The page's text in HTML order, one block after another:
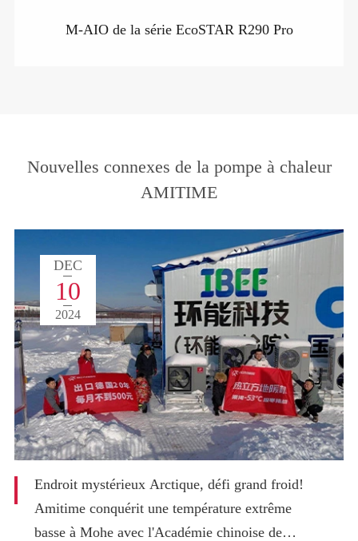
M-AIO de la série EcoSTAR R290 Pro
Nouvelles connexes de la pompe à chaleur
AMITIME
DEC
10
2024
Endroit mystérieux Arctique, défi grand froid!
Amitime conquérit une température extrême
basse à Mohe avec l'Académie chinoise de